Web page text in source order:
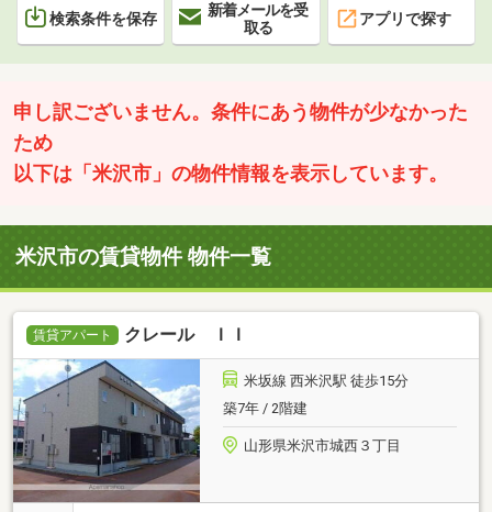
検索条件を保存
新着メールを受
取る
アプリで探す
申し訳ございません。条件にあう物件が少なかった
ため
以下は「米沢市」の物件情報を表示しています。
米沢市の賃貸物件 物件一覧
賃貸アパート クレール ＩＩ
米坂線 西米沢駅 徒歩15分
築7年 / 2階建
山形県米沢市城西３丁目